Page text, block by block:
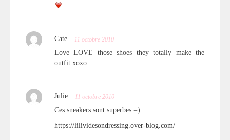
Cate 11 octobre 2010
Love LOVE those shoes they totally make the
outfit xoxo
Julie 11 octobre 2010
Ces sneakers sont superbes =)
https://lilividesondressing.over-blog.com/